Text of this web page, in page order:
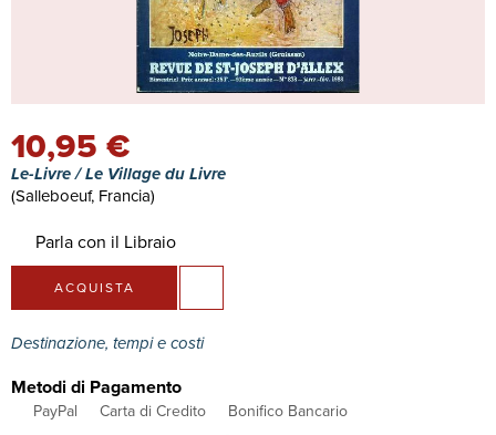
10,95 €
Le-Livre / Le Village du Livre
(Salleboeuf, Francia)
Parla con il Libraio
ACQUISTA
Destinazione, tempi e costi
Metodi di Pagamento
PayPal Carta di Credito
Bonifico Bancario